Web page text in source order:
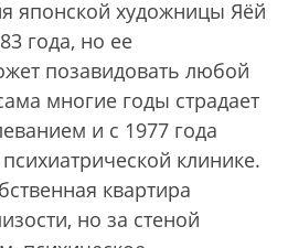
японской художницы Яёй
года, но ее
позавидовать любой
многие годы страдает
и с 1977 года
клинике.
квартира
но за стеной